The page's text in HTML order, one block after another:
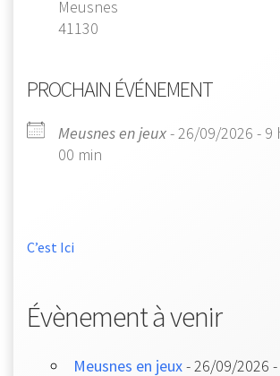
Meusnes
41130
PROCHAIN ÉVÉNEMENT
Meusnes en jeux- 26/09/2026 - 9
00 min
C’est Ici
Évènement à venir
Meusnes en jeux- 26/09/2026